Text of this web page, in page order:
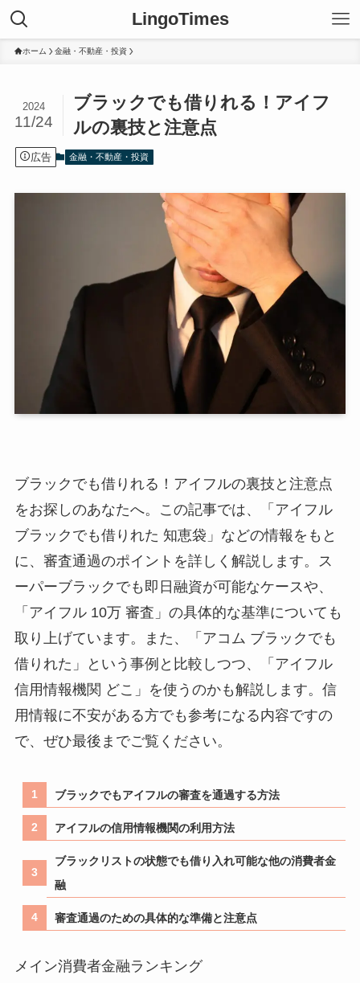
LingoTimes
ホーム 金融・不動産・投資
ブラックでも借りれる！アイフ
ルの裏技と注意点
2024
11/24
広告 金融・不動産・投資
ブラックでも借りれる！アイフルの裏技と注意点
をお探しのあなたへ。この記事では、「アイフル
ブラックでも借りれた 知恵袋」などの情報をもと
に、審査通過のポイントを詳しく解説します。ス
ーパーブラックでも即日融資が可能なケースや、
「アイフル 10万 審査」の具体的な基準についても
取り上げています。また、「アコム ブラックでも
借りれた」という事例と比較しつつ、「アイフル
信用情報機関 どこ」を使うのかも解説します。信
用情報に不安がある方でも参考になる内容ですの
で、ぜひ最後までご覧ください。
ブラックでもアイフルの審査を通過する方法
アイフルの信用情報機関の利用方法
ブラックリストの状態でも借り入れ可能な他の消費者金
融
審査通過のための具体的な準備と注意点
メイン消費者金融ランキング